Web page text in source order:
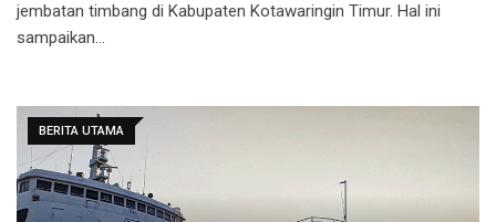
jembatan timbang di Kabupaten Kotawaringin Timur. Hal ini
sampaikan…
BERITA UTAMA